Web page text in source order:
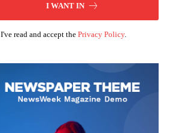
I WANT IN
I've read and accept the Privacy Policy.